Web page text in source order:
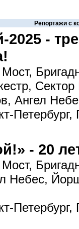
Репортажи с
2025 -
Ангел
Петербург,
- 20
Небес,
Петербург,